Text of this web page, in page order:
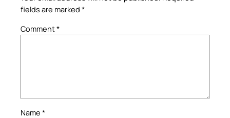
fields are marked *
Comment*
Name *